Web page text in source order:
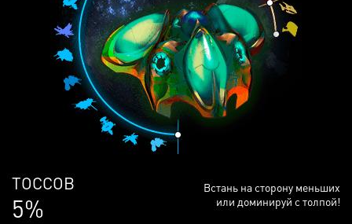
ЛЮДЕЙ
68%
Встань на сторону меньших
или доминируй с толпой!